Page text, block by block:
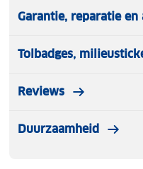
Garantie, reparatie
Tolbadges,
Reviews
Duurzaamheid